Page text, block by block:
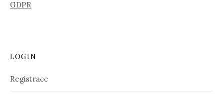
GDPR
LOGIN
Registrace